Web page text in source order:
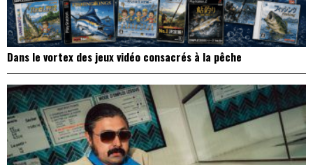
Dans le vortex des jeux vidéo consacrés à la pêche